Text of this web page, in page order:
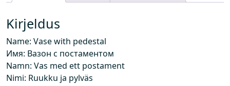
e
n
d
i
g
a
k
Kirjeldus
Name: Vase with pedestal
Имя: Вазон с постаментом
Namn: Vas med ett postament
Nimi: Ruukku ja pylväs